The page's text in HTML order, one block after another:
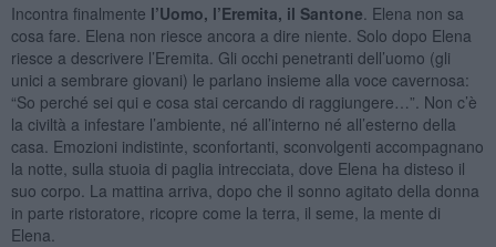
Incontra finalmente l’Uomo, l’Eremita, il Santone . Elena non sa
cosa fare. Elena non riesce ancora a dire niente. Solo dopo Elena
riesce a descrivere l’Eremita. Gli occhi penetranti dell’uomo (gli
unici a sembrare giovani) le parlano insieme alla voce cavernosa:
“So perché sei qui e cosa stai cercando di raggiungere…”. Non c’è
la civiltà a infestare l’ambiente, né all’interno né all’esterno della
casa. Emozioni indistinte, sconfortanti, sconvolgenti accompagnano
la notte, sulla stuoia di paglia intrecciata, dove Elena ha disteso il
suo corpo. La mattina arriva, dopo che il sonno agitato della donna
in parte ristoratore, ricopre come la terra, il seme, la mente di
Elena.